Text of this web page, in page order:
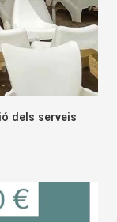
dels serveis